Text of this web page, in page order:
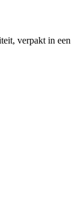
verpakt in een